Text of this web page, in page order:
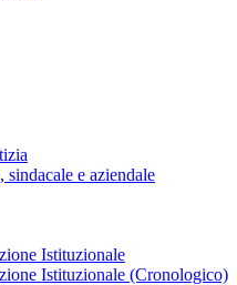
e aziendale
Istituzionale
Istituzionale (Cronologico)